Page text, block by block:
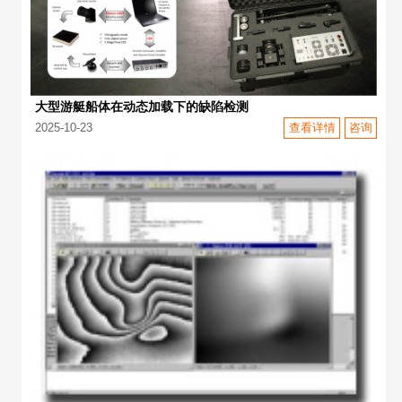
大型游艇船体在动态加载下的缺陷检测
2025-10-23 查看详情 咨询